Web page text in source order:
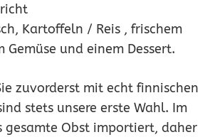
Kartoffeln / Reis , frischem
und einem Dessert.
zuvorderst mit echt finnischen
stets unsere erste Wahl. Im
gesamte Obst importiert, daher